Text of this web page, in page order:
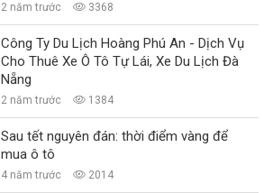
2 năm trước 3368
Công Ty Du Lịch Hoàng Phú An - Dịch Vụ
Cho Thuê Xe Ô Tô Tự Lái, Xe Du Lịch Đà
Nẵng
2 năm trước 1384
Sau tết nguyên đán: thời điểm vàng để
mua ô tô
4 năm trước 2014